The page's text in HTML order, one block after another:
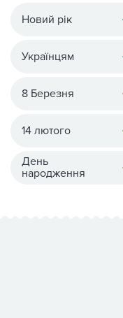
Новий рік
Українцям
8 Березня
14 лютого
День
народження